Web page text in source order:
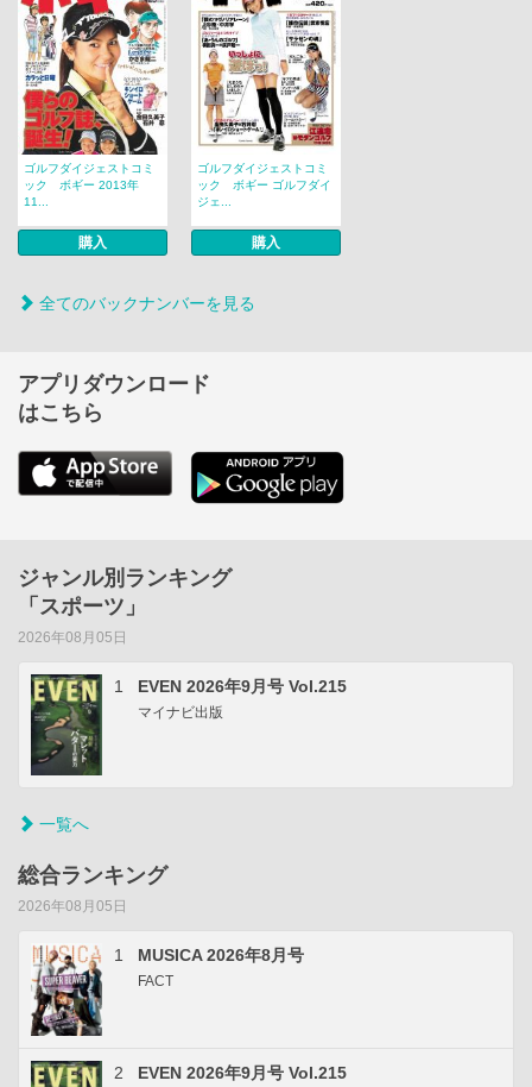
ゴルフダイジェストコミ
ック ボギー 2013年
11...
購入
ゴルフダイジェストコミ
ック ボギー ゴルフダイ
ジェ...
購入
全てのバックナンバーを見る
アプリダウンロード
はこちら
ジャンル別ランキング
「スポーツ」
2026年08月05日
1 EVEN 2026年9月号 Vol.215
マイナビ出版
一覧へ
総合ランキング
2026年08月05日
1 MUSICA 2026年8月号
FACT
2 EVEN 2026年9月号 Vol.215